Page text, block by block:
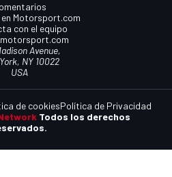
Motorsport.com
con el equipo
Avenue,
NY 10022
USA
Todos los derechos
de cookiesPolítica de Privacidad